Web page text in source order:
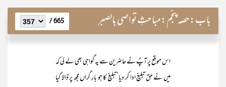
باب:حصہ پنجم:مباحثِ تواصی بالصبر 665 /
اس موقع پر آپؐ نے حاضرین سے یہ گواہی بھی لے لی کہ
میں نے حق تبلیغ ادا کر دیا‘ تبلیغ کا جو بارِ گراں مجھ پر ڈالا گیا